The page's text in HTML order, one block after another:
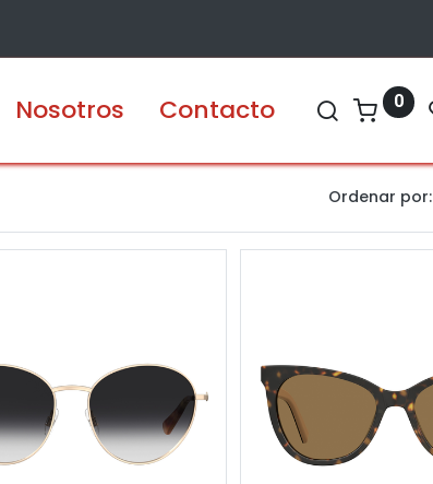
Nosotros Contacto 0
Ordenar por: